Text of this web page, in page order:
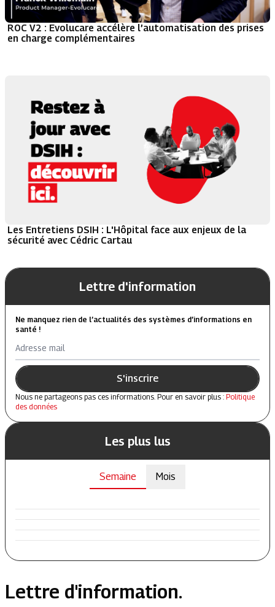
ROC V2 : Evolucare accélère l’automatisation des prises
en charge complémentaires
Les Entretiens DSIH : L'Hôpital face aux enjeux de la
sécurité avec Cédric Cartau
Lettre d'information
Ne manquez rien de l’actualités des systèmes d’informations en
santé !
Adresse mail
S'inscrire
Nous ne partageons pas ces informations. Pour en savoir plus : Politique
des données
Les plus lus
Semaine Mois
Lettre d'information.